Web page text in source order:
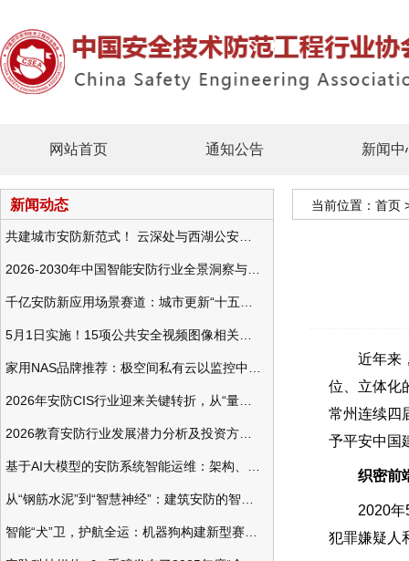
网站首页 通知公告 新闻中
新闻动态 当前位置： 首页
近年来，
位、立体化
常州连续四
予平安中国
织密前
2020年5
犯罪嫌疑人